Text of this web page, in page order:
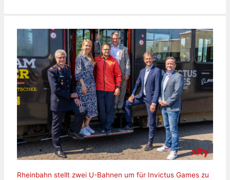
Rheinbahn stellt zwei U-Bahnen um für Invictus Games zu